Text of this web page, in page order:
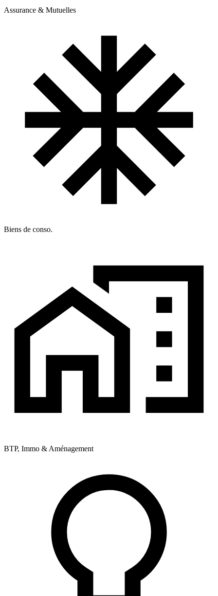
Assurance & Mutuelles
Biens de conso.
BTP, Immo & Aménagement